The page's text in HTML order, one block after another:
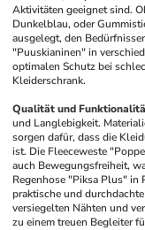
Aktivitäten geeignet sind.
Dunkelblau, oder
ausgelegt, den
"Puuskianinen" in
optimalen Schutz bei
Kleiderschrank.
Qualität und
und Langlebigkeit.
sorgen dafür, dass die
ist. Die Fleeceweste
auch Bewegungsfreiheit,
Regenhose "Piksa Plus" in
praktische und
versiegelten Nähten und
zu einem treuen Begleiter